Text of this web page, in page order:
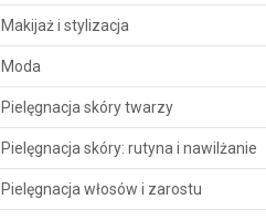
Makijaż i stylizacja
Moda
Pielęgnacja skóry twarzy
Pielęgnacja skóry: rutyna i nawilżanie
Pielęgnacja włosów i zarostu